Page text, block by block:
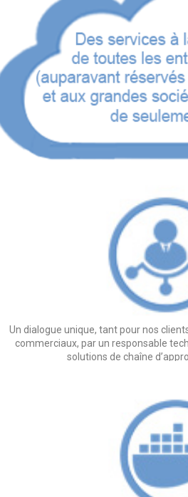
Un dialogue unique, tant pour nos
commerciaux, par un responsable
solutions de chaîne